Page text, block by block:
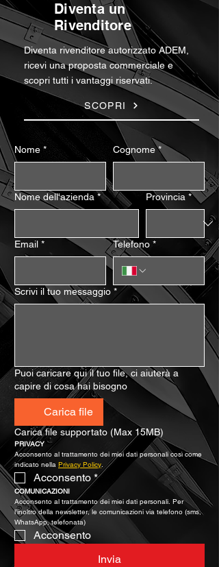
Diventa un
Rivenditore
Diventa rivenditore autorizzato ADEM,
ricevi una proposta commerciale e
scopri tutti i vantaggi riservati.
SCOPRI
Nome * Cognome *
Nome dell'azienda * Provincia *
Email * Telefono *
Scrivi il tuo messaggio *
Puoi caricare qui il tuo file, ci aiuterà a
capire di cosa hai bisogno
Carica file
Carica file supportato (Max 15MB)
PRIVACY
Acconsento al trattamento dei miei dati personali così come
indicato nella Privacy Policy.
Acconsento *
COMUNICAZIONI
Acconsento al trattamento dei miei dati personali. Per
l’inoltro della newsletter, le comunicazioni via telefono (sms,
WhatsApp, telefonata)
Acconsento
Invia